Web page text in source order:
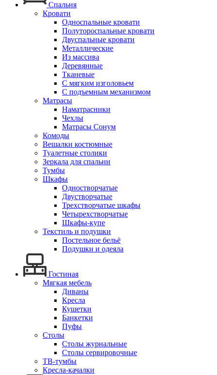
Спальня
Кровати
Односпальные кровати
Полутороспальные кровати
Двуспальные кровати
Металлические
Из массива
Деревянные
Тканевые
С мягким изголовьем
С подъемным механизмом
Матрасы
Наматрасники
Чехлы
Матрасы Сонум
Комоды
Вешалки костюмные
Туалетные столики
Зеркала для спальни
Тумбы
Шкафы
Одностворчатые
Двустворчатые
Трехстворчатые шкафы
Четырехстворчатые
Шкафы-купе
Текстиль и подушки
Постельное бельё
Подушки и одеяла
Гостиная
Мягкая мебель
Диваны
Кресла
Кушетки
Банкетки
Пуфы
Столы
Столы журнальные
Столы сервировочные
ТВ-тумбы
Кресла-качалки